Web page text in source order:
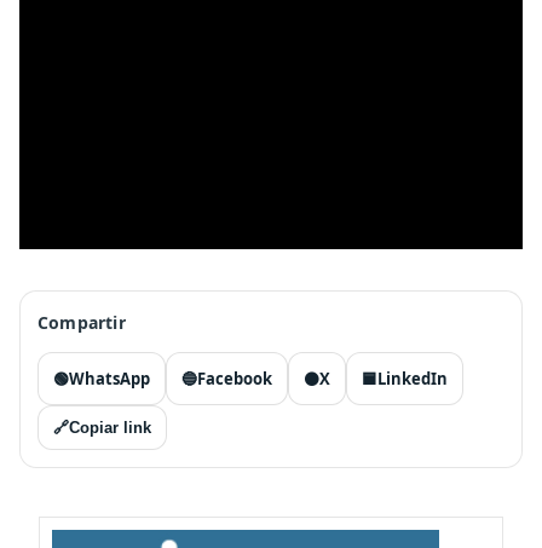
Compartir
🟢WhatsApp 🔵Facebook ⚫X 🟦LinkedIn
🔗Copiar link